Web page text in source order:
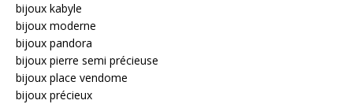
bijoux kabyle
bijoux moderne
bijoux pandora
bijoux pierre semi précieuse
bijoux place vendome
bijoux précieux